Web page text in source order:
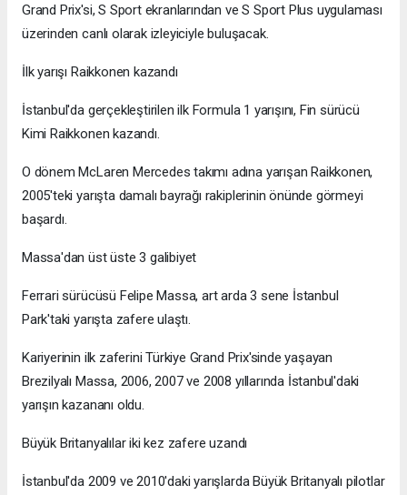
Grand Prix'si, S Sport ekranlarından ve S Sport Plus uygulaması
üzerinden canlı olarak izleyiciyle buluşacak.
İlk yarışı Raikkonen kazandı
İstanbul'da gerçekleştirilen ilk Formula 1 yarışını, Fin sürücü
Kimi Raikkonen kazandı.
O dönem McLaren Mercedes takımı adına yarışan Raikkonen,
2005'teki yarışta damalı bayrağı rakiplerinin önünde görmeyi
başardı.
Massa'dan üst üste 3 galibiyet
Ferrari sürücüsü Felipe Massa, art arda 3 sene İstanbul
Park'taki yarışta zafere ulaştı.
Kariyerinin ilk zaferini Türkiye Grand Prix'sinde yaşayan
Brezilyalı Massa, 2006, 2007 ve 2008 yıllarında İstanbul'daki
yarışın kazananı oldu.
Büyük Britanyalılar iki kez zafere uzandı
İstanbul'da 2009 ve 2010'daki yarışlarda Büyük Britanyalı pilotlar